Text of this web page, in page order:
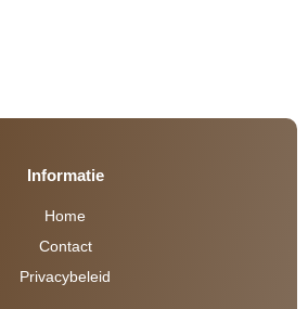
Informatie
Home
Contact
Privacybeleid